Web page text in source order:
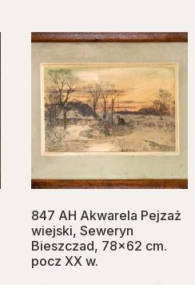
847 AH Akwarela Pejzaż
wiejski, Seweryn
Bieszczad, 78×62 cm.
pocz XX w.